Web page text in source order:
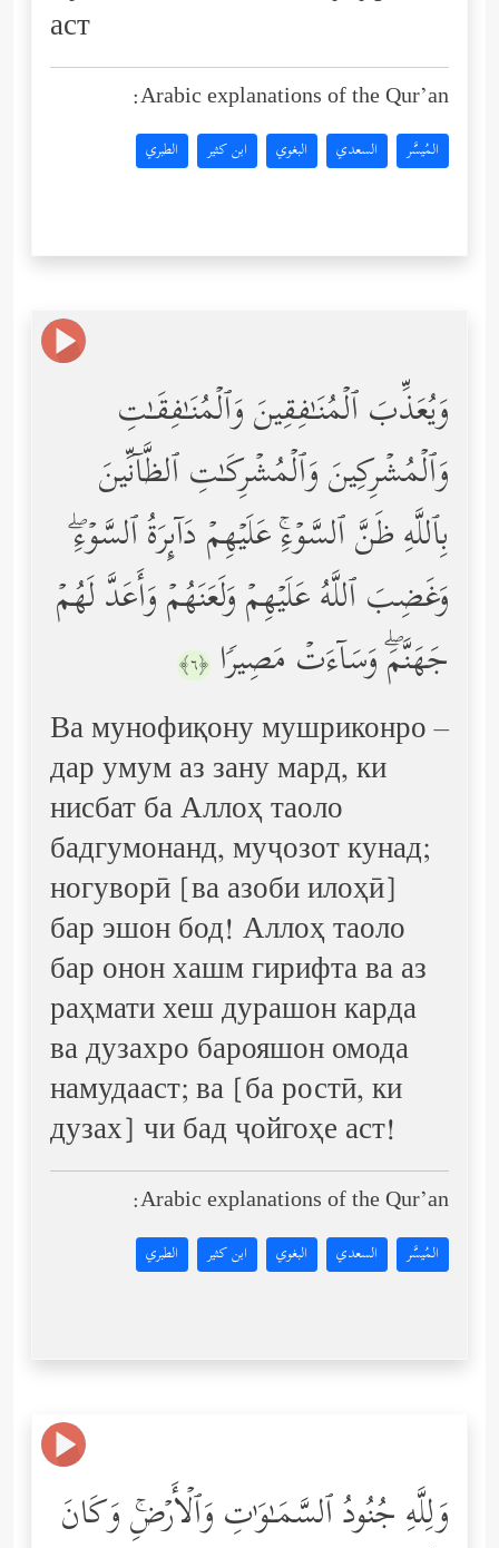
аст
Arabic explanations of the Qur’an:
المُيسَّر السعدي البغوي ابن كثير الطبري
وَیُعَذِّبَ ٱلۡمُنَـٰفِقِینَ وَٱلۡمُنَـٰفِقَـٰتِ
وَٱلۡمُشۡرِكِینَ وَٱلۡمُشۡرِكَـٰتِ ٱلظَّاۤنِّینَ
بِٱللَّهِ ظَنَّ ٱلسَّوۡءِۚ عَلَیۡهِمۡ دَاۤىِٕرَةُ ٱلسَّوۡءِۖ
وَغَضِبَ ٱللَّهُ عَلَیۡهِمۡ وَلَعَنَهُمۡ وَأَعَدَّ لَهُمۡ
جَهَنَّمَۖ وَسَاۤءَتۡ مَصِیرࣰا ﴿٦﴾
Ва мунофиқону мушриконро –
дар умум аз зану мард, ки
нисбат ба Аллоҳ таоло
бадгумонанд, муҷозот кунад;
ногуворӣ [ва азоби илоҳӣ]
бар эшон бод! Аллоҳ таоло
бар онон хашм гирифта ва аз
раҳмати хеш дурашон карда
ва дузахро барояшон омода
намудааст; ва [ба ростӣ, ки
дузах] чи бад ҷойгоҳе аст!
Arabic explanations of the Qur’an:
المُيسَّر السعدي البغوي ابن كثير الطبري
وَلِلَّهِ جُنُودُ ٱلسَّمَـٰوَ ٰ⁠تِ وَٱلۡأَرۡضِۚ وَكَانَ